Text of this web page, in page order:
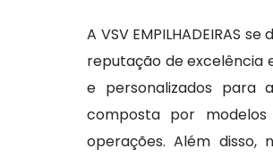
A VSV EMPILHADEIRAS
reputação de excelência
e personalizados para
composta por
operações. Além